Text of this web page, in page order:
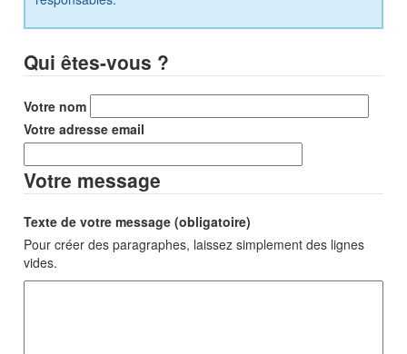
Qui êtes-vous ?
Votre nom
Votre adresse email
Votre message
Texte de votre message (obligatoire)
Pour créer des paragraphes, laissez simplement des lignes
vides.